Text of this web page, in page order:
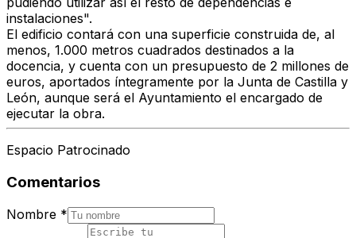
instalaciones".
El edificio contará con una superficie construida de, al
menos, 1.000 metros cuadrados destinados a la
docencia, y cuenta con un presupuesto de 2 millones de
euros, aportados íntegramente por la Junta de Castilla y
León, aunque será el Ayuntamiento el encargado de
ejecutar la obra.
Espacio Patrocinado
Comentarios
Nombre *